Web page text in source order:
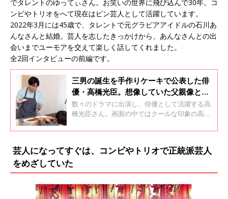
でタレントのゆってぃさん。お笑いの世界に飛び込んで30年。コ
ンビやトリオをへて現在はピン芸人として活躍しています。
2022年3月には45歳で、タレントで元グラビアアイドルの石川あ
んなさんと結婚。芸人を志したきっかけから、あんなさんとの出
会いまでユーモアを交えて楽しく話してくれました。
全2回インタビューの前編です。
三男の誕生を手作りケーキで公表した俳
優・高橋光臣。想像していた父親像とは
真逆の自分に驚く。ほっぺにチューのデ
レデレパパに!?
数々のドラマに出演し、俳優として活躍する高
橋光臣さん。画面の中ではクールな印象の高橋
スイーツを作る、ちょっとおちゃめな姿が話題
2024年秋に第3子となる男の子が誕生し、3人の
男の子のパパに。今回は、子どもたちがきっか
けで始めたというスイーツ作りについてや、パ
聞きました。 全2回インタビューの前編です。
芸人になってすぐは、コンビやトリオで正統派芸人
をめざしていた